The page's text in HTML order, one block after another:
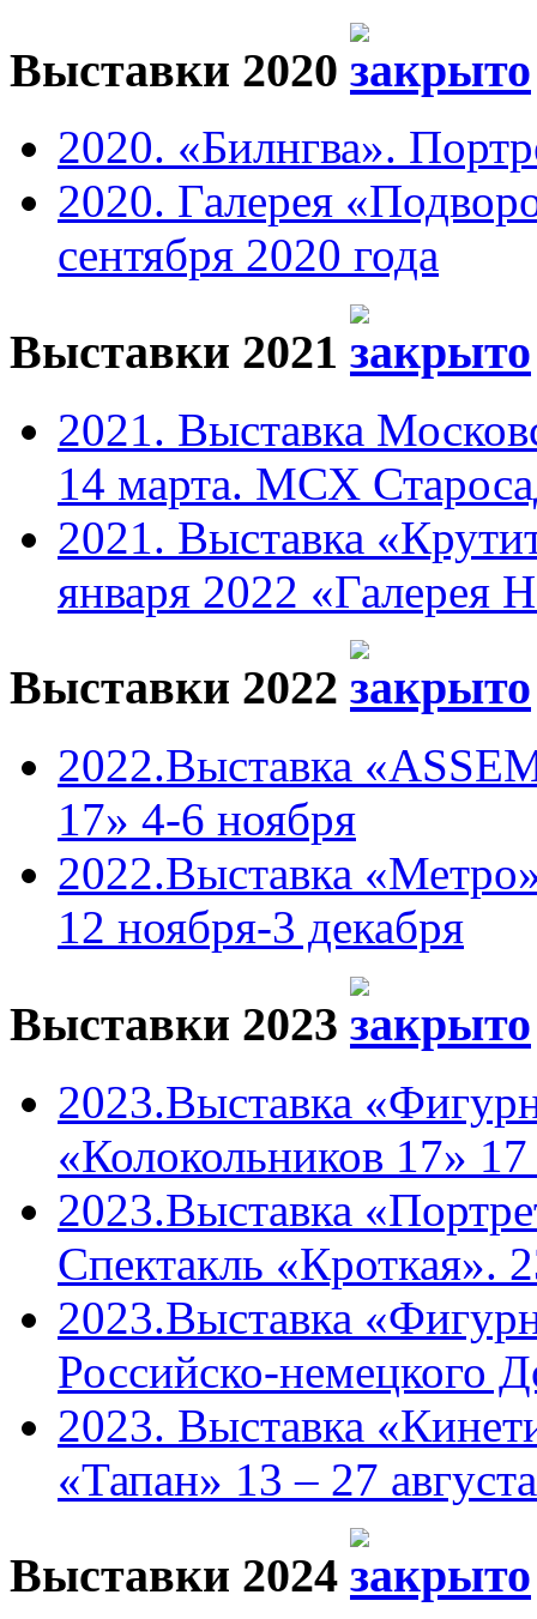
Выставки 2020
2020. «Билнгва».
2020. Галерея
сентября 2020 года
Выставки 2021
2021. Выставка
14 марта. МСХ
2021. Выставка
января 2022 «Галерея
Выставки 2022
2022.Выставка
17» 4-6 ноября
2022.Выставка
12 ноября-3 декабря
Выставки 2023
2023.Выставка
«Колокольников 17» 17
2023.Выставка
Спектакль «Кроткая».
2023.Выставка
Российско-немецкого
2023. Выставка
«Тапан» 13 – 27 августа
Выставки 2024